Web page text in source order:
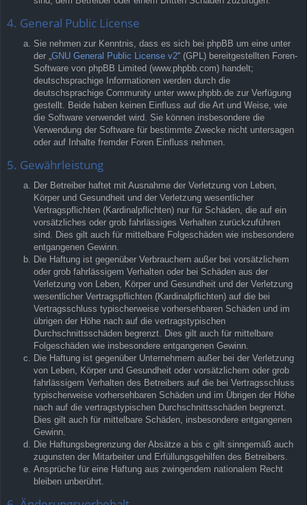
4. General Public License
Sie nehmen zur Kenntnis, dass es sich bei phpBB um eine unter
der „GNU General Public License v2“ (GPL) bereitgestellten Foren-
Software von phpBB Limited (www.phpbb.com) handelt;
deutschsprachige Informationen werden durch die
deutschsprachige Community unter www.phpbb.de zur Verfügung
gestellt. Beide haben keinen Einfluss auf die Art und Weise, wie
die Software verwendet wird. Sie können insbesondere die
Verwendung der Software für bestimmte Zwecke nicht untersagen
oder auf Inhalte fremder Foren Einfluss nehmen.
5. Gewährleistung
Der Betreiber haftet mit Ausnahme der Verletzung von Leben,
Körper und Gesundheit und der Verletzung wesentlicher
Vertragspflichten (Kardinalpflichten) nur für Schäden, die auf ein
vorsätzliches oder grob fahrlässiges Verhalten zurückzuführen
sind. Dies gilt auch für mittelbare Folgeschäden wie insbesondere
entgangenen Gewinn.
Die Haftung ist gegenüber Verbrauchern außer bei vorsätzlichem
oder grob fahrlässigem Verhalten oder bei Schäden aus der
Verletzung von Leben, Körper und Gesundheit und der Verletzung
wesentlicher Vertragspflichten (Kardinalpflichten) auf die bei
Vertragsschluss typischerweise vorhersehbaren Schäden und im
übrigen der Höhe nach auf die vertragstypischen
Durchschnittsschäden begrenzt. Dies gilt auch für mittelbare
Folgeschäden wie insbesondere entgangenen Gewinn.
Die Haftung ist gegenüber Unternehmern außer bei der Verletzung
von Leben, Körper und Gesundheit oder vorsätzlichem oder grob
fahrlässigem Verhalten des Betreibers auf die bei Vertragsschluss
typischerweise vorhersehbaren Schäden und im Übrigen der Höhe
nach auf die vertragstypischen Durchschnittsschäden begrenzt.
Dies gilt auch für mittelbare Schäden, insbesondere entgangenen
Gewinn.
Die Haftungsbegrenzung der Absätze a bis c gilt sinngemäß auch
zugunsten der Mitarbeiter und Erfüllungsgehilfen des Betreibers.
Ansprüche für eine Haftung aus zwingendem nationalem Recht
bleiben unberührt.